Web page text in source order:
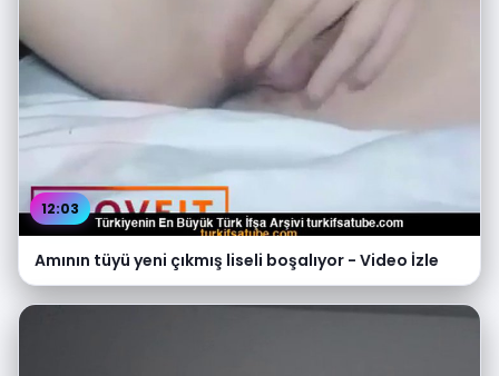
12:03
Amının tüyü yeni çıkmış liseli boşalıyor - Video İzle